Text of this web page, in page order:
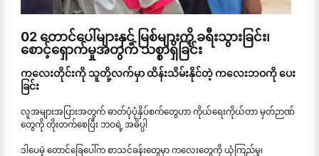
02 တောင်ပေါ်များနှင့် မြစ်များကို ခရီးသွားခြင်း၊
စောင့်ရှောက်မှုအတွက် သစ္စာရှိခြင်း
ကလေးတိုင်းကို သူတို့လက်မှာ ထိန်းသိမ်းနိုင်တဲ့ ကလေးဘဝကို ပေး
ခြင်း
လူအများအပြားအတွက် ဓာတ်ပုံပုံနှိပ်စက်တွေဟာ ကိုယ်ရေးကိုယ်တာ မှတ်ဉာဏ်
တွေကို တိုးတက်စေပြီး ဘဝရဲ့ အဓိပ္ပါ
ဒါပေမဲ့ တောင်ခြေပေါ်က စာသင်ခန်းတွေမှာ ကလေးတွေကို ယုံကြည်မှု၊